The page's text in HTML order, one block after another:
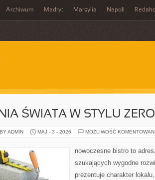
Archiwum Madryt Marsylia Napoli
ŚWIATA W STYLU
ADMIN MAJ - 3 - 2026 MOŻLIWOŚĆ
nowoczesne bistro to
szukających wygodne
prezentuje charakter